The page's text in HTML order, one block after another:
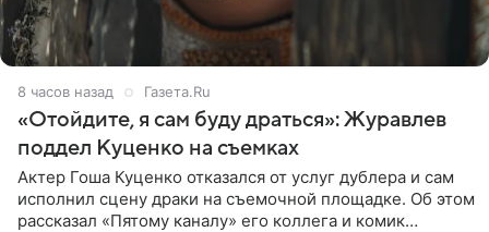
8 часов назад Газета.Ru
«Отойдите, я сам буду драться»: Журавлев
поддел Куценко на съемках
Актер Гоша Куценко отказался от услуг дублера и сам
исполнил сцену драки на съемочной площадке. Об этом
рассказал «Пятому каналу» его коллега и комик